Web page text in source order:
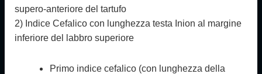
supero-anteriore del tartufo
2) Indice Cefalico con lunghezza testa Inion al margine
inferiore del labbro superiore
Primo indice cefalico (con lunghezza della